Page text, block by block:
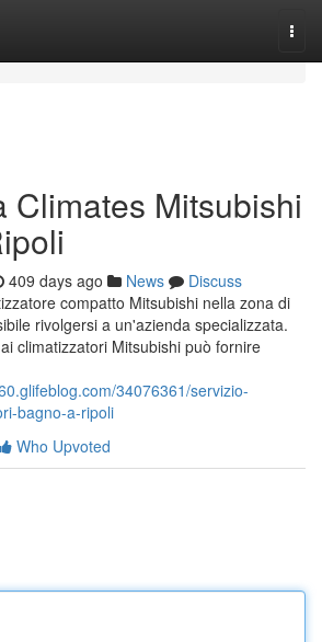
Climates Mitsubishi
409 days ago News
Discuss
compatto Mitsubishi nella zona di
rivolgersi a un'azienda specializzata.
climatizzatori Mitsubishi può fornire
34076361/servizio-
bagno-a-ripoli
Who Upvoted